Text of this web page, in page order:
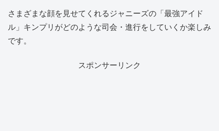
さまざまな顔を見せてくれるジャニーズの「最強アイド
ル」キンプリがどのような司会・進行をしていくか楽しみ
です。
スポンサーリンク